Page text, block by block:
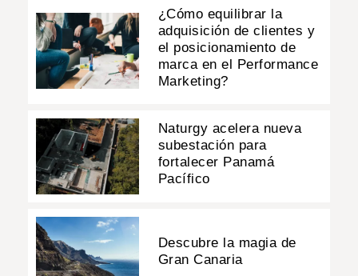
¿Cómo equilibrar la
adquisición de clientes y
el posicionamiento de
marca en el Performance
Marketing?
Naturgy acelera nueva
subestación para
fortalecer Panamá
Pacífico
Descubre la magia de
Gran Canaria